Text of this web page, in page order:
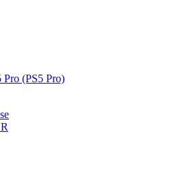
Pro (PS5 Pro)